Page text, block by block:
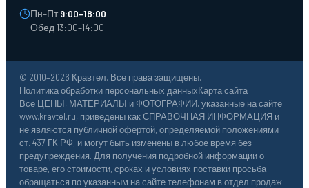
Пн–Пт9:00–18:00
Обед 13:00–14:00
© 2010–2026 Кравтел. Все права защищены.
Политика обработки персональных данныхКарта сайта
Все ЦЕНЫ, МАТЕРИАЛЫ и ФОТОГРАФИИ, указанные на сайте
www.kravtel.ru, приведены как СПРАВОЧНАЯ ИНФОРМАЦИЯ и
не являются публичной офертой, определяемой положениями
ст. 437 ГК РФ, и могут быть изменены в любое время без
предупреждения. Для получения подробной информации о
товаре, его стоимости, сроках и условиях поставки просьба
обращаться по указанным на сайте телефонам в отдел продаж.